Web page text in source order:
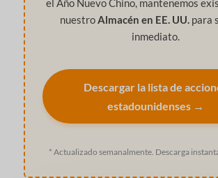
nuestro Almacén en EE. UU. para
inmediato.
Descargar la lista de
estadounidenses →
* Actualizado semanalmente. Descarga